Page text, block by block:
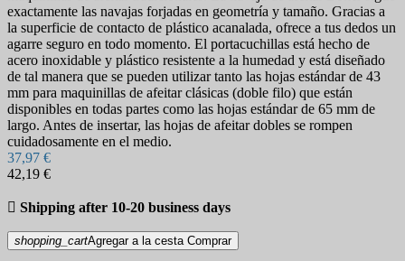
exactamente las navajas forjadas en geometría y tamaño. Gracias a
la superficie de contacto de plástico acanalada, ofrece a tus dedos un
agarre seguro en todo momento. El portacuchillas está hecho de
acero inoxidable y plástico resistente a la humedad y está diseñado
de tal manera que se pueden utilizar tanto las hojas estándar de 43
mm para maquinillas de afeitar clásicas (doble filo) que están
disponibles en todas partes como las hojas estándar de 65 mm de
largo. Antes de insertar, las hojas de afeitar dobles se rompen
cuidadosamente en el medio.
37,97 €
42,19 €
 Shipping after 10-20 business days
shopping_cartAgregar a la cesta Comprar